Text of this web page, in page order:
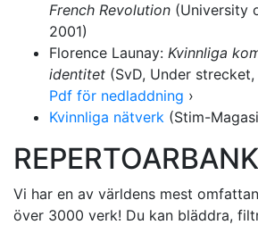
French Revolution (University
2001)
Florence Launay: Kvinnliga
identitet (SvD, Under
Pdf för nedladdning ›
Kvinnliga nätverk (Stim-
Vi har en av världens mest
över 3000 verk! Du kan bläddra,